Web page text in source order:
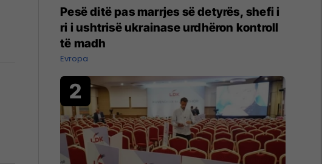
Pesë ditë pas marrjes së detyrës, shefi i
ri i ushtrisë ukrainase urdhëron kontroll
të madh
Evropa